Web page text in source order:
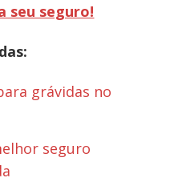
seu seguro!
grávidas no
seguro